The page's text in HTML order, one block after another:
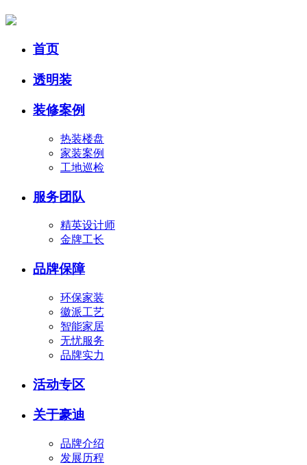
首页
透明装
装修案例
热装楼盘
家装案例
工地巡检
服务团队
精英设计师
金牌工长
品牌保障
环保家装
徽派工艺
智能家居
无忧服务
品牌实力
活动专区
关于豪迪
品牌介绍
发展历程